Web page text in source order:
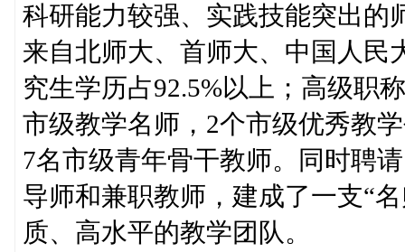
科研能力较强、实践技能突出的
来自北师大、首师大、中国人民
究生学历占92.5%以上；高级职
市级教学名师，2个市级优秀教
7名市级青年骨干教师。同时聘
导师和兼职教师，建成了一支“
质、高水平的教学团队。